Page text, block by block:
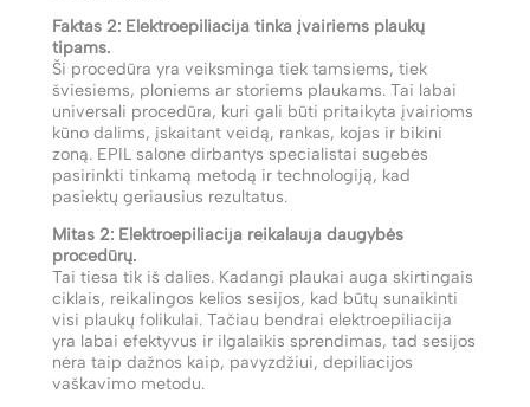
Faktas 2: Elektroepiliacija tinka įvairiems plaukų
tipams.
Ši procedūra yra veiksminga tiek tamsiems, tiek
šviesiems, ploniems ar storiems plaukams. Tai labai
universali procedūra, kuri gali būti pritaikyta įvairioms
kūno dalims, įskaitant veidą, rankas, kojas ir bikini
zoną. EPIL salone dirbantys specialistai sugebės
pasirinkti tinkamą metodą ir technologiją, kad
pasiektų geriausius rezultatus.
Mitas 2: Elektroepiliacija reikalauja daugybės
procedūrų.
Tai tiesa tik iš dalies. Kadangi plaukai auga skirtingais
ciklais, reikalingos kelios sesijos, kad būtų sunaikinti
visi plaukų folikulai. Tačiau bendrai elektroepiliacija
yra labai efektyvus ir ilgalaikis sprendimas, tad sesijos
nėra taip dažnos kaip, pavyzdžiui, depiliacijos
vaškavimo metodu.